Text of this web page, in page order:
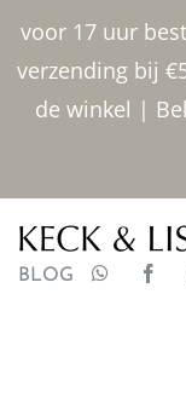
voor 17 uur
verzending bij
de winkel |
inhoud
BLOG